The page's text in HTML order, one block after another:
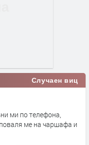
Случаен виц
ми по телефона,
ме на чаршафа и